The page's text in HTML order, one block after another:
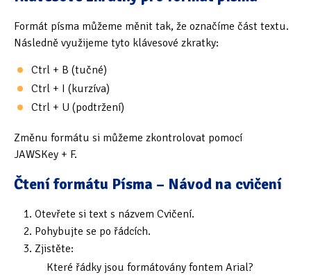
Formát písma můžeme měnit tak, že označíme část textu.
Následně využijeme tyto klávesové zkratky:
Ctrl + B (tučné)
Ctrl + I (kurzíva)
Ctrl + U (podtržení)
Změnu formátu si můžeme zkontrolovat pomocí
JAWSKey + F.
Čtení formátu Písma – Návod na cvičení
Otevřete si text s názvem Cvičení.
Pohybujte se po řádcích.
Zjistěte:
Které řádky jsou formátovány fontem Arial?